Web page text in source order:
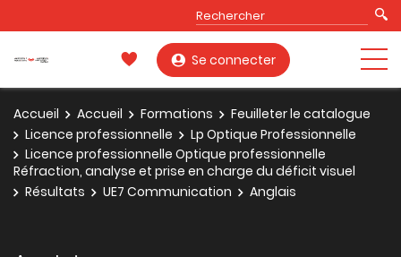
Se connecter
Accueil Accueil Formations
Feuilleter le catalogue
Licence professionnelle
Lp Optique Professionnelle
Licence professionnelle Optique professionnelle
Réfraction, analyse et prise en charge du déficit visuel
Résultats
UE7 Communication Anglais